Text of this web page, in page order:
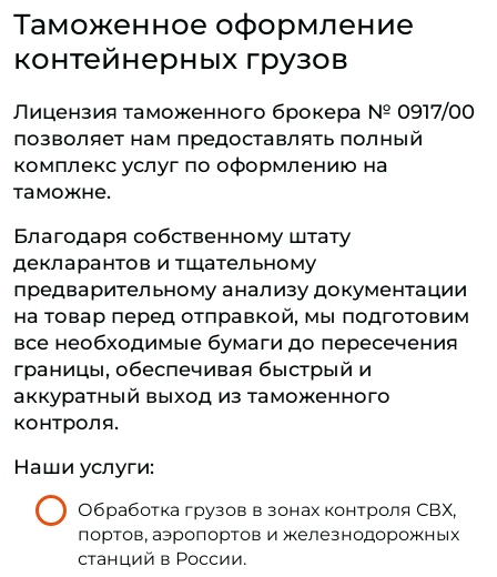
Таможенное оформление
контейнерных грузов
Лицензия таможенного брокера № 0917/00
позволяет нам предоставлять полный
комплекс услуг по оформлению на
таможне.
Благодаря собственному штату
декларантов и тщательному
предварительному анализу документации
на товар перед отправкой, мы подготовим
все необходимые бумаги до пересечения
границы, обеспечивая быстрый и
аккуратный выход из таможенного
контроля.
Наши услуги:
Обработка грузов в зонах контроля СВХ,
портов, аэропортов и железнодорожных
станций в России.